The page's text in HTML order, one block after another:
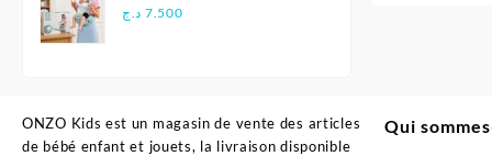
Multifonctionnel
7.500 د.ج
ONZO Kids est un magasin de vente des articles
de bébé enfant et jouets, la livraison disponible
Qui